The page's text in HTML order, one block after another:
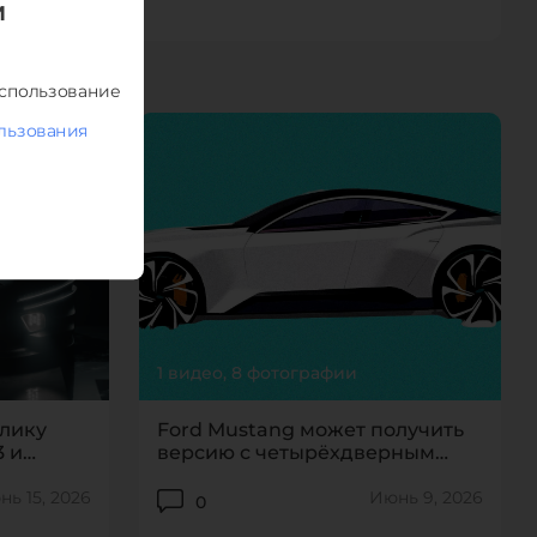
и
15, 2026
1 видео, 8 фотографии
Ford Mustang может получить
версию с четырёхдверным
0 Июнь 9, 2026
free? Don’t forget to tell your friends about us!
данных.